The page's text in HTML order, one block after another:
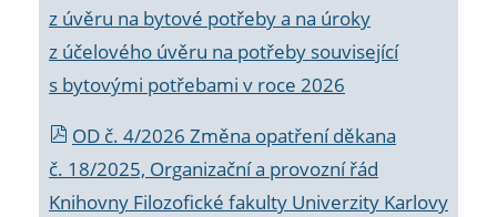
z úvěru na bytové potřeby a na úroky
z účelového úvěru na potřeby související
s bytovými potřebami v roce 2026
OD č. 4/2026 Změna opatření děkana
č. 18/2025, Organizační a provozní řád
Knihovny Filozofické fakulty Univerzity Karlovy